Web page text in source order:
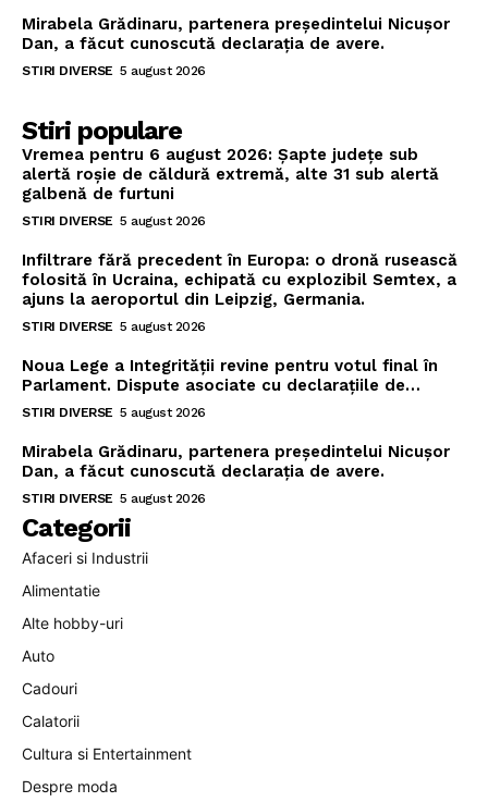
Mirabela Grădinaru, partenera președintelui Nicușor
Dan, a făcut cunoscută declarația de avere.
STIRI DIVERSE 5 august 2026
Stiri populare
Vremea pentru 6 august 2026: Șapte județe sub
alertă roșie de căldură extremă, alte 31 sub alertă
galbenă de furtuni
STIRI DIVERSE 5 august 2026
Infiltrare fără precedent în Europa: o dronă rusească
folosită în Ucraina, echipată cu explozibil Semtex, a
ajuns la aeroportul din Leipzig, Germania.
STIRI DIVERSE 5 august 2026
Noua Lege a Integrității revine pentru votul final în
Parlament. Dispute asociate cu declarațiile de…
STIRI DIVERSE 5 august 2026
Mirabela Grădinaru, partenera președintelui Nicușor
Dan, a făcut cunoscută declarația de avere.
STIRI DIVERSE 5 august 2026
Categorii
Afaceri si Industrii
Alimentatie
Alte hobby-uri
Auto
Cadouri
Calatorii
Cultura si Entertainment
Despre moda